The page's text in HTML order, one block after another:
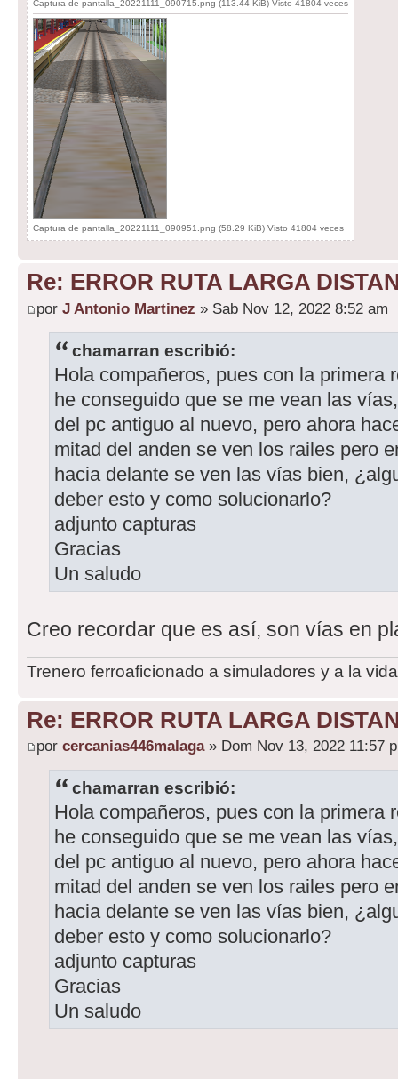
Captura de pantalla_20221111_090715.png (113.44 KiB) Visto 41804 veces
Captura de pantalla_20221111_090951.png (58.29 KiB) Visto 41804 veces
Re: ERROR RUTA LARGA
por J Antonio Martinez » Sab Nov 12, 2022 8:52 am
chamarran escribió:
Hola compañeros, pues con la primera
he conseguido que se me vean las
del pc antiguo al nuevo, pero ahora
mitad del anden se ven los railes pero
hacia delante se ven las vías bien,
deber esto y como solucionarlo?
adjunto capturas
Gracias
Un saludo
Creo recordar que es así, son vías en
Trenero ferroaficionado a simuladores y a la
Re: ERROR RUTA LARGA
por cercanias446malaga» Dom Nov 13, 2022 11:57
chamarran escribió:
Hola compañeros, pues con la primera
he conseguido que se me vean las
del pc antiguo al nuevo, pero ahora
mitad del anden se ven los railes pero
hacia delante se ven las vías bien,
deber esto y como solucionarlo?
adjunto capturas
Gracias
Un saludo